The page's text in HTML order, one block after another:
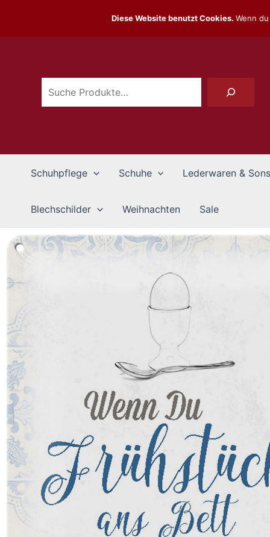
springen Suchen
Schuhpflege Schuhe Lederwaren &
Blechschilder Weihnachten Sale
Diese Website benutzt Cookies. Wenn